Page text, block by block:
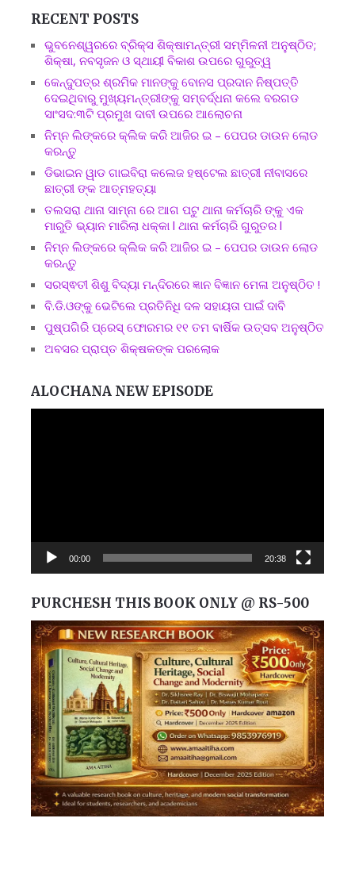
RECENT POSTS
ଭୁବନେଶ୍ୱରରେ ବ୍ରିକ୍ସ ଶିକ୍ଷାମନ୍ତ୍ରୀ ସମ୍ମିଳନୀ ଅନୁଷ୍ଠିତ;
ଶିକ୍ଷା, ନବସୃଜନ ଓ ସ୍ଥାୟୀ ବିକାଶ ଉପରେ ଗୁରୁତ୍ୱ
କେନ୍ଦୁପତ୍ର ଶ୍ରମିକ ମାନଙ୍କୁ ବୋନସ ପ୍ରଦାନ ନିଷ୍ପତ୍ତି
ଦେଇଥିବାରୁ ମୁଖ୍ୟମନ୍ତ୍ରୀଙ୍କୁ ସମ୍ବର୍ଦ୍ଧନା କଲେ ବରଗଡ
ସାଂସଦ:୩ଟି ପ୍ରମୁଖ ଦାବୀ ଉପରେ ଆଲୋଚନା
ନିମ୍ନ ଲିଙ୍କରେ କ୍ଲିକ କରି ଆଜିର ଇ – ପେପର ଡାଉନ ଲୋଡ
କରନ୍ତୁ
ଡିଭାଇନ ୱାଡ ଗାଇବିରା କଲେଜ ହଷ୍ଟେଲ ଛାତ୍ରୀ ନୀବାସରେ
ଛାତ୍ରୀ ଙ୍କ ଆତ୍ମହତ୍ୟା
ତଲସରା ଥାନା ସାମ୍ନା ରେ ଆଗ ପଟୁ ଥାନା କର୍ମଚାରି ଙ୍କୁ ଏକ
ମାରୁତି ଭ୍ୟାନ ମାରିଲା ଧକ୍କା l ଥାନା କର୍ମଚାରି ଗୁରୁତର l
ନିମ୍ନ ଲିଙ୍କରେ କ୍ଲିକ କରି ଆଜିର ଇ – ପେପର ଡାଉନ ଲୋଡ
କରନ୍ତୁ
ସରସ୍ଵତୀ ଶିଶୁ ବିଦ୍ୟା ମନ୍ଦିରରେ ଜ୍ଞାନ ବିଜ୍ଞାନ ମେଳା ଅନୁଷ୍ଠିତ !
ବି.ଡି.ଓଙ୍କୁ ଭେଟିଲେ ପ୍ରତିନିଧି ଦଳ ସହାୟତା ପାଇଁ ଦାବି
ପୁଷ୍ପଗିରି ପ୍ରେସ୍ ଫୋରମର ୧୧ ତମ ବାର୍ଷିକ ଉତ୍ସବ ଅନୁଷ୍ଠିତ
ଅବସର ପ୍ରାପ୍ତ ଶିକ୍ଷକଙ୍କ ପରଲୋକ
ALOCHANA NEW EPISODE
00:00 20:38
PURCHESH THIS BOOK ONLY @ RS-500